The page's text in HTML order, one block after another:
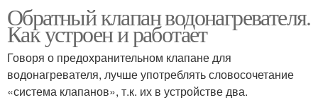
Обратный клапан водонагревателя.
Как устроен и работает
Говоря о предохранительном клапане для
водонагревателя, лучше употреблять словосочетание
«система клапанов», т.к. их в устройстве два.